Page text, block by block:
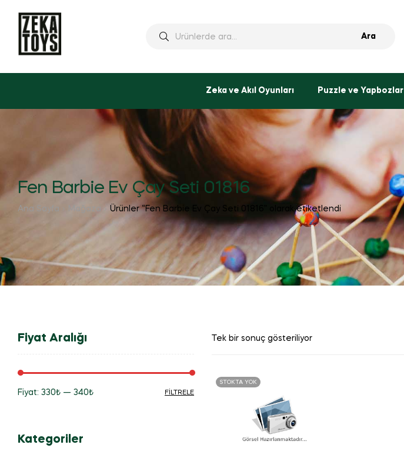
Ara
Zeka ve Akıl Oyunları Puzzle ve Yapbozlar
Fen Barbie Ev Çay Seti 01816
Ana Sayfa Ürünler “Fen Barbie Ev Çay Seti 01816” olarak etiketlendi
Tek bir sonuç gösteriliyor
STOKTA YOK
Fiyat Aralığı
FILTRELE
Fiyat: 330₺ — 340₺
Kategoriler